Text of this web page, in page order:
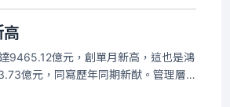
9465.12億元，創單月新高，這也是鴻
億元，同寫歷年同期新猷。管理層
旗下4大產品7月業績皆較6月成長，